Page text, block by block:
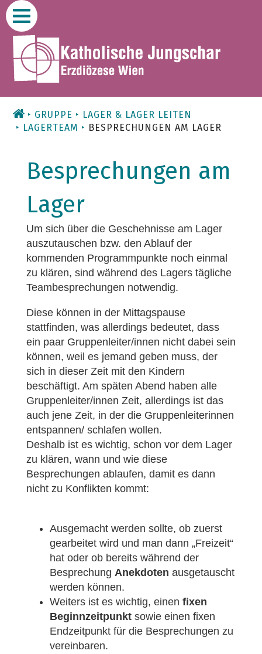
Zum
Inhalt
GRUPPE
LAGER & LAGER LEITEN
LAGERTEAM
BESPRECHUNGEN AM LAGER
Besprechungen am
Lager
Um sich über die Geschehnisse am Lager
auszutauschen bzw. den Ablauf der
kommenden Programmpunkte noch einmal
zu klären, sind während des Lagers tägliche
Teambesprechungen notwendig.
Diese können in der Mittagspause
stattfinden, was allerdings bedeutet, dass
ein paar Gruppenleiter/innen nicht dabei sein
können, weil es jemand geben muss, der
sich in dieser Zeit mit den Kindern
beschäftigt. Am späten Abend haben alle
Gruppenleiter/innen Zeit, allerdings ist das
auch jene Zeit, in der die Gruppenleiterinnen
entspannen/ schlafen wollen.
Deshalb ist es wichtig, schon vor dem Lager
zu klären, wann und wie diese
Besprechungen ablaufen, damit es dann
nicht zu Konflikten kommt:
Ausgemacht werden sollte, ob zuerst
gearbeitet wird und man dann „Freizeit“
hat oder ob bereits während der
Besprechung Anekdoten ausgetauscht
werden können.
Weiters ist es wichtig, einen fixen
Beginnzeitpunktsowie einen fixen
Endzeitpunkt für die Besprechungen zu
vereinbaren.